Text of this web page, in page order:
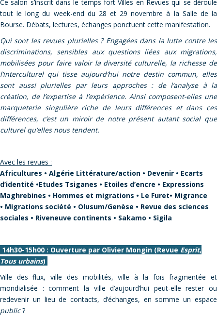
Ce salon s’inscrit dans le temps fort Villes en Revues qui se déroule
tout le long du week-end du 28 et 29 novembre à la Salle de la
Bourse. Débats, lectures, échanges ponctuent cette manifestation.
Qui sont les revues plurielles ? Engagées dans la lutte contre les
discriminations, sensibles aux questions liées aux migrations,
mobilisées pour faire valoir la diversité culturelle, la richesse de
l’interculturel qui tisse aujourd’hui notre destin commun, elles
sont aussi plurielles par leurs approches : de l’analyse à la
création, de l’expertise à l’expérience. Ainsi composent-elles une
marqueterie singulière riche de leurs différences et dans ces
différences, c’est un miroir de notre présent autant social que
culturel qu’elles nous tendent.
Avec les revues :
Africultures • Algérie Littérature/action • Devenir • Ecarts
d’identité •Etudes Tsiganes • Etoiles d’encre • Expressions
Maghrebines • Hommes et migrations • Le Furet• Migrance
• Migrations société • Olusum/Genèse • Revue des sciences
sociales • Riveneuve continents • Sakamo • Sigila
14h30-15h00 : Ouverture par Olivier Mongin (Revue Esprit,
Tous urbains)
Ville des flux, ville des mobilités, ville à la fois fragmentée et
mondialisée : comment la ville d’aujourd’hui peut-elle rester ou
redevenir un lieu de contacts, d’échanges, en somme un espace
public?